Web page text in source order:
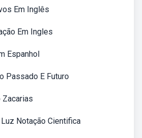
Em Inglês
Em Ingles
Espanhol
Passado E Futuro
Zacarias
Notação Cientifica